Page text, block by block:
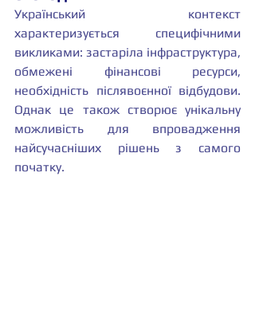
Український контекст
характеризується специфічними
викликами: застаріла інфраструктура,
обмежені фінансові ресурси,
необхідність післявоєнної відбудови.
Однак це також створює унікальну
можливість для впровадження
найсучасніших рішень з самого
початку.